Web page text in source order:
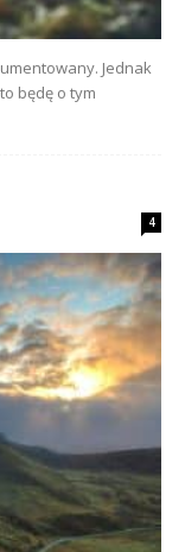
Jednak
będę o tym
4